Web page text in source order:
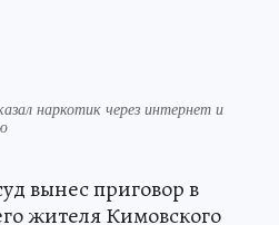
наркотик через интернет и
вынес приговор в
жителя Кимовского